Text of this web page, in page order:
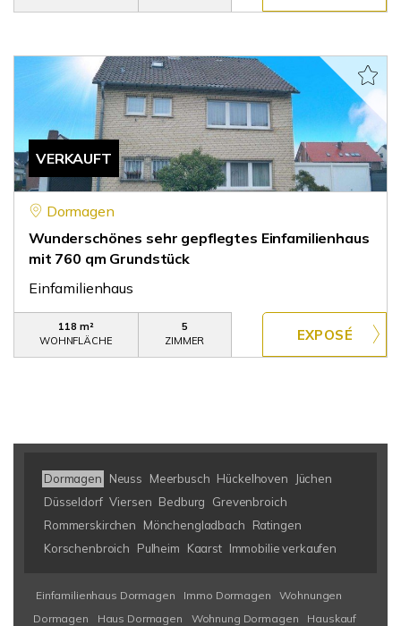
VERKAUFT
Dormagen
Wunderschönes sehr gepflegtes Einfamilienhaus
mit 760 qm Grundstück
Einfamilienhaus
118 m²
WOHNFLÄCHE
5
ZIMMER
Dormagen Neuss Meerbusch Hückelhoven
Jüchen
Düsseldorf Viersen Bedburg
Grevenbroich
Rommerskirchen
Mönchengladbach
Ratingen
Korschenbroich
Pulheim Kaarst Immobilie verkaufen
Einfamilienhaus Dormagen Immo Dormagen
Wohnungen
Dormagen
Haus Dormagen Wohnung Dormagen
Hauskauf